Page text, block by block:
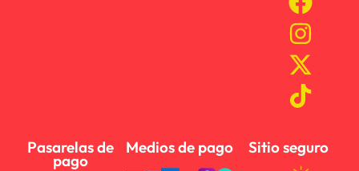
Pasarelas de
pago
Medios de pago Sitio seguro